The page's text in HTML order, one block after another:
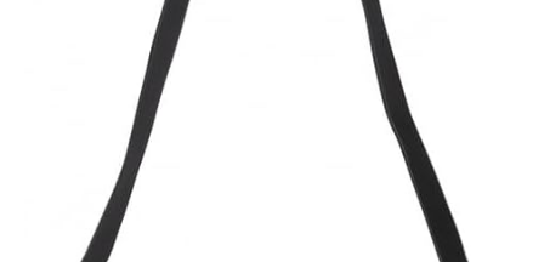
ちょっと気になるネットの話題